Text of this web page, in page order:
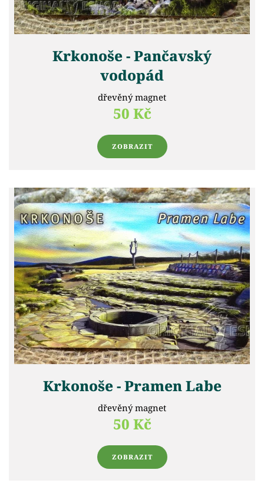
Krkonoše - Pančavský
vodopád
dřevěný magnet
50 Kč
ZOBRAZIT
Krkonoše - Pramen Labe
dřevěný magnet
50 Kč
ZOBRAZIT